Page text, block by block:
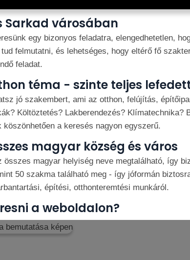
Sarkad városában
egy bizonyos feladatra, elengedhetetlen,
felmutatni, és lehetséges, hogy eltérő fő
feladat.
téma - szinte teljes
jó szakembert, ami az otthon, felújítás,
Költöztetés? Lakberendezés?
a keresés nagyon egyszerű.
magyar község és város
összes magyar helyiség neve megtalálható, így
50 szakma található meg - így jóformán
építési, otthonteremtési munkáról.
a weboldalon?